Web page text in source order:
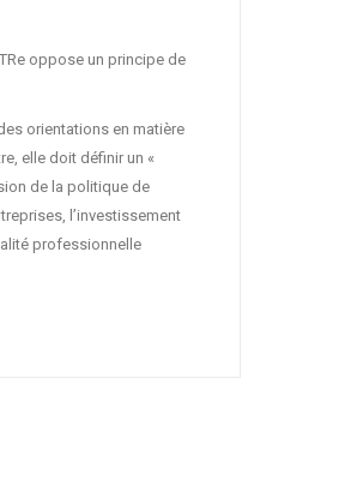
oppose un principe de
orientations en matière
elle doit définir un «
de la politique de
l’investissement
professionnelle